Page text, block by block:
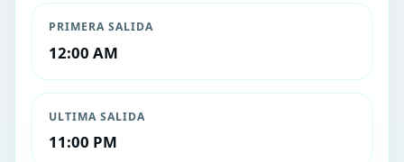
PRIMERA SALIDA
12:00 AM
ULTIMA SALIDA
11:00 PM